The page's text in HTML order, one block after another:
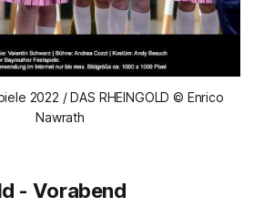
2022 / DAS RHEINGOLD © Enrico
Nawrath
- Vorabend